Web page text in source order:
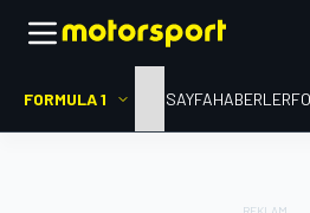
FORMULA 1 ANA SAYFAHABERLER